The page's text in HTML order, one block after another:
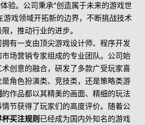
验。公司秉承“创造属于未来的游戏世
游戏领域开拓新的边界，不断挑战技术
，推动行业的进步。
拥有一支由顶尖游戏设计师、程序开发
场营销专家组成的专业团队。公司始
创意的融合，研发了多款广受玩家喜
角色扮演类、竞技类，还是策略类游
的作品都以其精美的画面、精细的玩法
节获得了玩家们的高度评价。随着公
买注规则已经成为国内外知名的游戏